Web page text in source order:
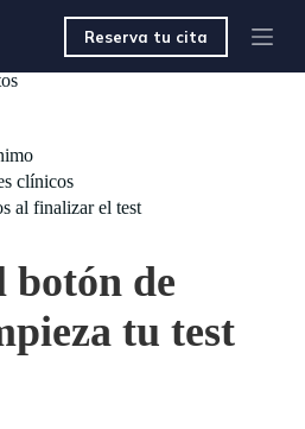
Reserva tu cita
clínicos
al finalizar el test
botón de
tu test